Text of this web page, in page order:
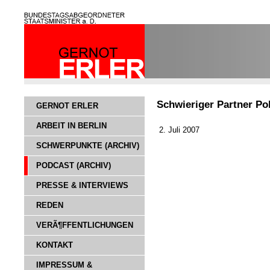
GERNOT ERLER
ARBEIT IN BERLIN
SCHWERPUNKTE (ARCHIV)
PODCAST (ARCHIV)
PRESSE & INTERVIEWS
REDEN
VERÃ¶FFENTLICHUNGEN
KONTAKT
IMPRESSUM &
Schwieriger Partner
2. Juli 2007